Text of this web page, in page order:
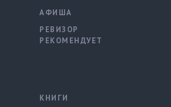
АФИША
РЕВИЗОР
РЕКОМЕНДУЕТ
КНИГИ